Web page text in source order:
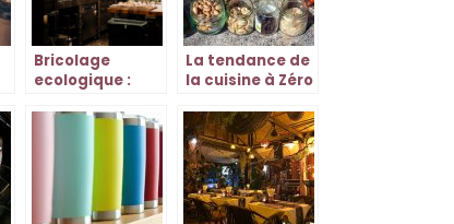
Bricolage
ecologique :
vos objets
durables
La tendance de
la cuisine à Zéro